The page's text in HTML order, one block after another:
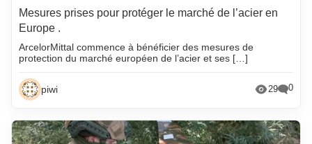
Mesures prises pour protéger le marché de l’acier en
Europe .
ArcelorMittal commence à bénéficier des mesures de
protection du marché européen de l’acier et ses […]
piwi 29 0